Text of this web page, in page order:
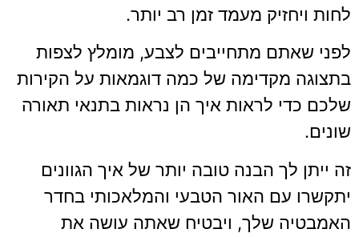
לחות ויחזיק מעמד זמן רב יותר.
לפני שאתם מתחייבים לצבע, מומלץ לצפות
בתצוגה מקדימה של כמה דוגמאות על הקירות
שלכם כדי לראות איך הן נראות בתנאי תאורה
שונים.
זה ייתן לך הבנה טובה יותר של איך הגוונים
יתקשרו עם האור הטבעי והמלאכותי בחדר
האמבטיה שלך, ויבטיח שאתה עושה את